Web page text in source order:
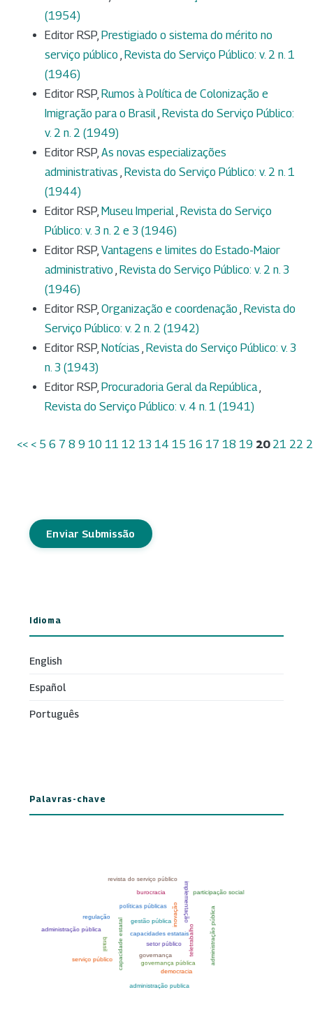
(1954)
Editor RSP, Prestigiado o sistema do mérito no
serviço público , Revista do Serviço Público: v. 2 n. 1
(1946)
Editor RSP, Rumos à Política de Colonização e
Imigração para o Brasil, Revista do Serviço Público:
v. 2 n. 2 (1949)
Editor RSP, As novas especializações
administrativas , Revista do Serviço Público: v. 2 n. 1
(1944)
Editor RSP, Museu Imperial, Revista do Serviço
Público: v. 3 n. 2 e 3 (1946)
Editor RSP, Vantagens e limites do Estado-Maior
administrativo , Revista do Serviço Público: v. 2 n. 3
(1946)
Editor RSP, Organização e coordenação , Revista do
Serviço Público: v. 2 n. 2 (1942)
Editor RSP, Notícias , Revista do Serviço Público: v. 3
n. 3 (1943)
Editor RSP, Procuradoria Geral da República,
Revista do Serviço Público: v. 4 n. 1 (1941)
<< < 5 6 7 8 9 10 11 12 13 14 15 16 17 18 19 20 21 22
Enviar Submissão
Idioma
English
Español
Português
Palavras-chave